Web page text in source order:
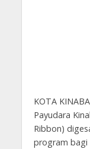
KOTA
Payudara
Ribbon)
program bagi